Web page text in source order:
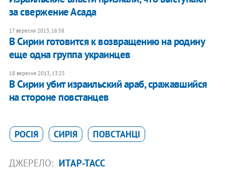
за свержение Асада
17 вересня 2013, 16:58
В Сирии готовится к возвращению на родину
еще одна группа украинцев
18 вересня 2013, 13:25
В Сирии убит израильский араб, сражавшийся
на стороне повстанцев
РОСІЯ СИРІЯ ПОВСТАНЦІ
ДЖЕРЕЛО: ИТАР-ТАСС